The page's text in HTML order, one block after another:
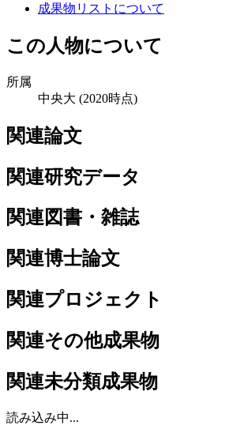
成果物リストについて
この人物について
所属
中央大 (2020時点)
関連論文
関連研究データ
関連図書・雑誌
関連博士論文
関連プロジェクト
関連その他成果物
関連未分類成果物
読み込み中...